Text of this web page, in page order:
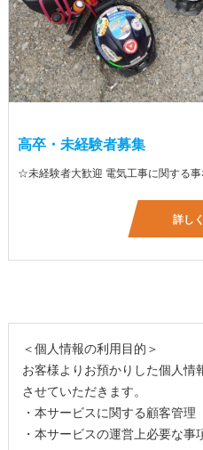
高卒・未経験者募集
詳し
＜個人情報の利用目的＞
お客様よりお預かりした個人情
させていただきます。
・本サービスに関する顧客管理
・本サービスの運営上必要な事